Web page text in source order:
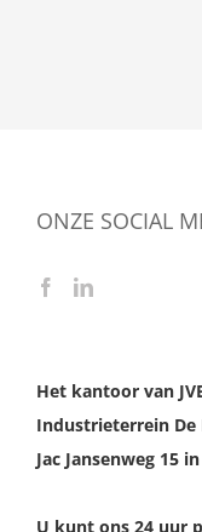
ONZE SOCIAL
Het kantoor van
Industrieterrein De
Jac Jansenweg 15
U kunt ons 24 uur